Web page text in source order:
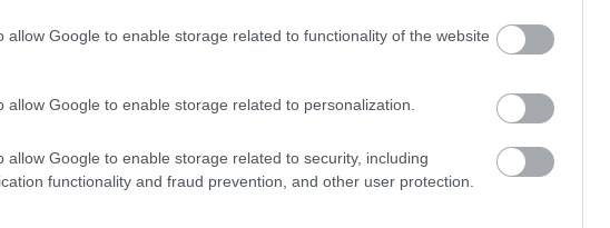
allow Google to enable storage related to functionality of the website
allow Google to enable storage related to personalization.
allow Google to enable storage related to security, including
functionality and fraud prevention, and other user protection.